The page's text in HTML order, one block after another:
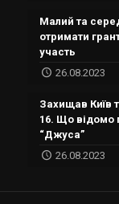
Малий та
отримати
участь
26.08.2023
Захищав Київ
16. Що відомо
“Джуса”
26.08.2023